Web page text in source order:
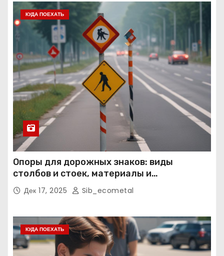
КУДА ПОЕХАТЬ
Опоры для дорожных знаков: виды
столбов и стоек, материалы и
нормативные требования
Дек 17, 2025 Sib_ecometal
КУДА ПОЕХАТЬ